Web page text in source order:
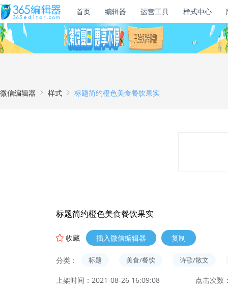
首页 编辑器 运营工具 样式中心
微信编辑器 样式 标题简约橙色美食餐饮果实
标题简约橙色美食餐饮果实
收藏 插入微信编辑器 复制
分类： 标题 美食/餐饮 诗歌/散文
上架时间：2021-08-26 16:09:08
点击次数